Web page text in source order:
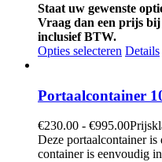
Staat uw gewenste
Vraag dan een prijs bij
inclusief BTW.
Opties selecteren Details
Portaalcontainer
€230.00 - €995.00
Deze portaalcontainer is
container is eenvoudig